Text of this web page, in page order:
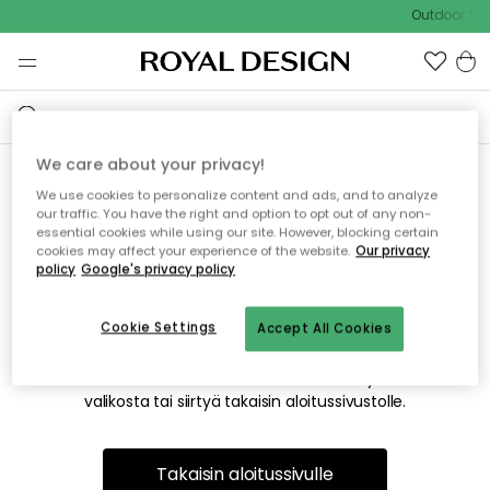
Outdoor
Emme valitettavasti löydä
etsimääsi sivua
Tämä voi johtua siitä, että sivua ei enää ole tai siitä, että se
on siirretty muualle. Pahoittelemme tästä mahdollisesti
valikosta tai siirtyä takaisin aloitussivustolle.
Takaisin aloitussivulle
We care about your privacy!
We use cookies to personalize content and ads, and to analyze
our traffic. You have the right and option to opt out of any non-
essential cookies while using our site. However, blocking certain
cookies may affect your experience of the website. Our privacy
policy Google's privacy policy
Accept All Cookies
Cookie Settings